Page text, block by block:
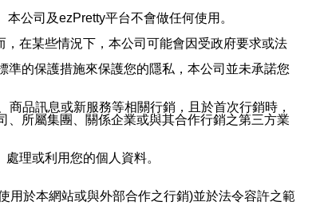
公司及ezPretty平台不會做任何使用。
在某些情況下，本公司可能會因受政府要求或法
的保護措施來保護您的隱私，本公司並未承諾您
品訊息或新服務等相關行銷，且於首次行銷時，
所屬集團、關係企業或與其合作行銷之第三方業
理或利用您的個人資料。
用於本網站或與外部合作之行銷)並於法令容許之範